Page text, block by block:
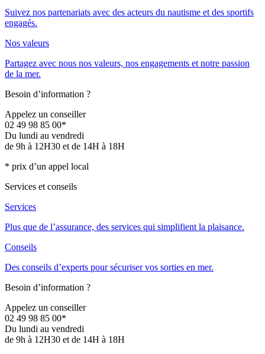
Suivez nos partenariats avec des acteurs du nautisme et des sportifs
engagés.
Nos valeurs
Partagez avec nous nos valeurs, nos engagements et notre passion
de la mer.
Besoin d’information ?
Appelez un conseiller
02 49 98 85 00*
Du lundi au vendredi
de 9h à 12H30 et de 14H à 18H
* prix d’un appel local
Services et conseils
Services
Plus que de l’assurance, des services qui simplifient la plaisance.
Conseils
Des conseils d’experts pour sécuriser vos sorties en mer.
Besoin d’information ?
Appelez un conseiller
02 49 98 85 00*
Du lundi au vendredi
de 9h à 12H30 et de 14H à 18H